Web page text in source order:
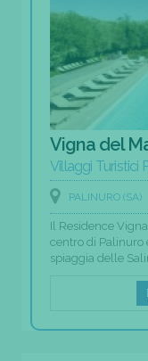
Vigna del
Villaggi Turistici
PALINURO (SA)
Il Residence
centro di Palinuro
spiaggia delle